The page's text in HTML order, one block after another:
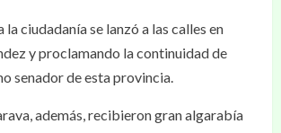
la ciudadanía se lanzó a las calles en
y proclamando la continuidad de
senador de esta provincia.
además, recibieron gran algarabía